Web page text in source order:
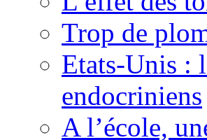
Trop de
Etats-Unis :
endocriniens
A l’école,